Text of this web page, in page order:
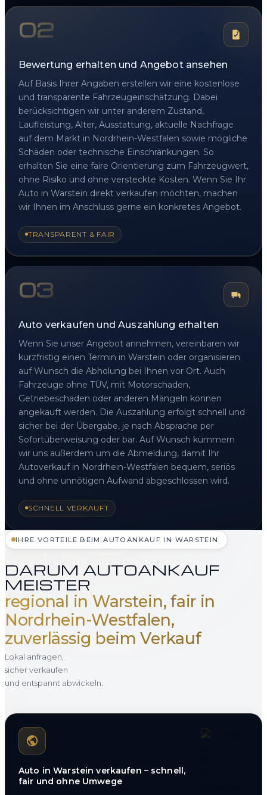
02
Bewertung erhalten und Angebot ansehen
Auf Basis Ihrer Angaben erstellen wir eine kostenlose
und transparente Fahrzeugeinschätzung. Dabei
berücksichtigen wir unter anderem Zustand,
Laufleistung, Alter, Ausstattung, aktuelle Nachfrage
auf dem Markt in Nordrhein-Westfalen sowie mögliche
Schäden oder technische Einschränkungen. So
erhalten Sie eine faire Orientierung zum Fahrzeugwert,
ohne Risiko und ohne versteckte Kosten. Wenn Sie Ihr
Auto in Warstein direkt verkaufen möchten, machen
wir Ihnen im Anschluss gerne ein konkretes Angebot.
TRANSPARENT & FAIR
03
Auto verkaufen und Auszahlung erhalten
Wenn Sie unser Angebot annehmen, vereinbaren wir
kurzfristig einen Termin in Warstein oder organisieren
auf Wunsch die Abholung bei Ihnen vor Ort. Auch
Fahrzeuge ohne TÜV, mit Motorschaden,
Getriebeschaden oder anderen Mängeln können
angekauft werden. Die Auszahlung erfolgt schnell und
sicher bei der Übergabe, je nach Absprache per
Sofortüberweisung oder bar. Auf Wunsch kümmern
wir uns außerdem um die Abmeldung, damit Ihr
Autoverkauf in Nordrhein-Westfalen bequem, seriös
und ohne unnötigen Aufwand abgeschlossen wird.
SCHNELL VERKAUFT
IHRE VORTEILE BEIM AUTOANKAUF IN WARSTEIN
DARUM AUTOANKAUF
MEISTER
regional in Warstein, fair in
Nordrhein-Westfalen,
zuverlässig beim Verkauf
Lokal anfragen,
sicher verkaufen
und entspannt abwickeln.
Auto in Warstein verkaufen – schnell,
fair und ohne Umwege